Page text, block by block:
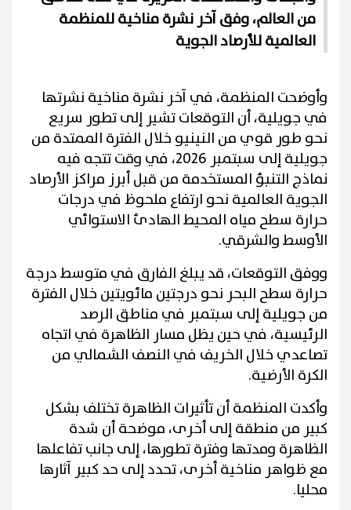
من العالم، وفق آخر نشرة مناخية للمنظمة
العالمية للأرصاد الجوية
وأوضحت المنظمة، في آخر نشرة مناخية نشرتها
في جويلية، أن التوقعات تشير إلى تطور سريع
نحو طور قوي من النينيو خلال الفترة الممتدة من
جويلية إلى سبتمبر 2026، في وقت تتجه فيه
نماذج التنبؤ المستخدمة من قبل أبرز مراكز الأرصاد
الجوية العالمية نحو ارتفاع ملحوظ في درجات
حرارة سطح مياه المحيط الهادئ الاستوائي
الأوسط والشرقي.
ووفق التوقعات، قد يبلغ الفارق في متوسط درجة
حرارة سطح البحر نحو درجتين مائويتين خلال الفترة
من جويلية إلى سبتمبر في مناطق الرصد
الرئيسية، في حين يظل مسار الظاهرة في اتجاه
تصاعدي خلال الخريف في النصف الشمالي من
الكرة الأرضية.
وأكدت المنظمة أن تأثيرات الظاهرة تختلف بشكل
كبير من منطقة إلى أخرى، موضحة أن شدة
الظاهرة ومدتها وفترة تطورها، إلى جانب تفاعلها
مع ظواهر مناخية أخرى، تحدد إلى حد كبير آثارها
محليا.